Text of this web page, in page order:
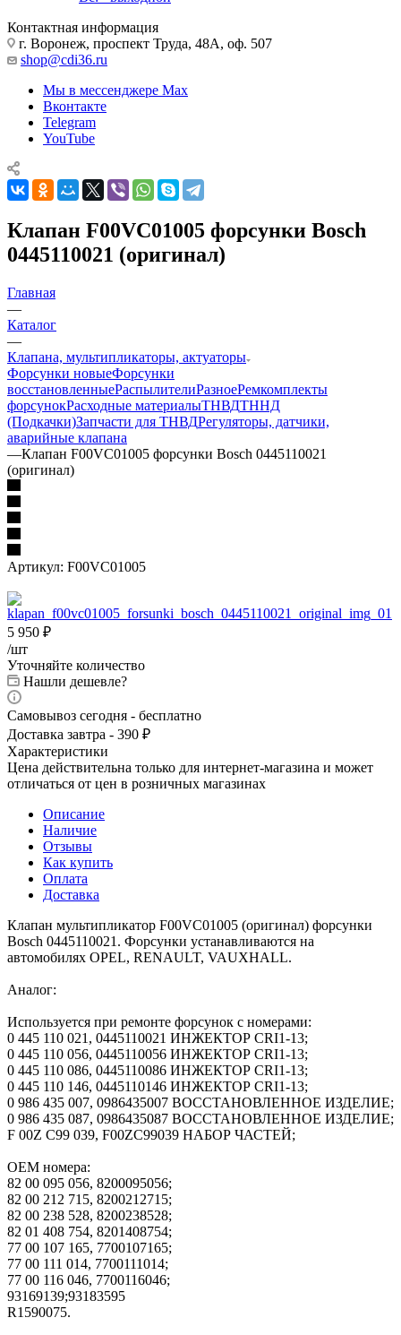
Контактная информация
г. Воронеж, проспект Труда, 48А, оф. 507
shop@cdi36.ru
Мы в мессенджере Max
Вконтакте
Telegram
YouTube
Клапан F00VC01005 форсунки Bosch
0445110021 (оригинал)
Главная
—
Каталог
—
Клапана, мультипликаторы, актуаторы
Форсунки новыеФорсунки
восстановленныеРаспылителиРазноеРемкомплекты
форсунокРасходные материалыТНВДТННД
(Подкачки)Запчасти для ТНВДРегуляторы, датчики,
аварийные клапана
—Клапан F00VC01005 форсунки Bosch 0445110021
(оригинал)
Артикул: F00VC01005
5 950 ₽
/шт
Уточняйте количество
Нашли дешевле?
Самовывоз сегодня - бесплатно
Доставка завтра - 390 ₽
Характеристики
Цена действительна только для интернет-магазина и может
отличаться от цен в розничных магазинах
Описание
Наличие
Отзывы
Как купить
Оплата
Доставка
Клапан мультипликатор F00VC01005 (оригинал) форсунки
Bosch 0445110021. Форсунки устанавливаются на
автомобилях OPEL, RENAULT, VAUXHALL.
Аналог:
Используется при ремонте форсунок с номерами:
0 445 110 021, 0445110021 ИНЖЕКТОР CRI1-13;
0 445 110 056, 0445110056 ИНЖЕКТОР CRI1-13;
0 445 110 086, 0445110086 ИНЖЕКТОР CRI1-13;
0 445 110 146, 0445110146 ИНЖЕКТОР CRI1-13;
0 986 435 007, 0986435007 ВОССТАНОВЛЕННОЕ ИЗДЕЛИЕ;
0 986 435 087, 0986435087 ВОССТАНОВЛЕННОЕ ИЗДЕЛИЕ;
F 00Z C99 039, F00ZC99039 НАБОР ЧАСТЕЙ;
OEM номера:
82 00 095 056, 8200095056;
82 00 212 715, 8200212715;
82 00 238 528, 8200238528;
82 01 408 754, 8201408754;
77 00 107 165, 7700107165;
77 00 111 014, 7700111014;
77 00 116 046, 7700116046;
93169139;93183595
R1590075.